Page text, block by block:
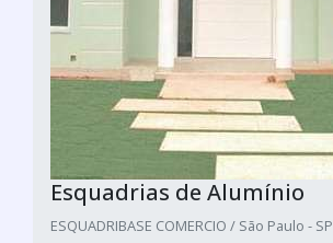
Esquadrias de Alumínio
ESQUADRIBASE COMERCIO / São Paulo - SP